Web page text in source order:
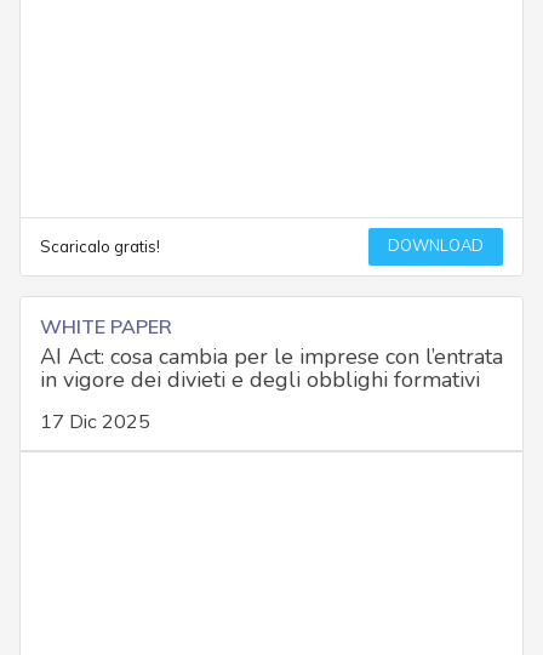
Scaricalo gratis! DOWNLOAD
WHITE PAPER
AI Act: cosa cambia per le imprese con l’entrata
in vigore dei divieti e degli obblighi formativi
17 Dic 2025